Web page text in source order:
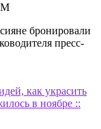
бронировали
пресс-
как украсить
в ноябре ::